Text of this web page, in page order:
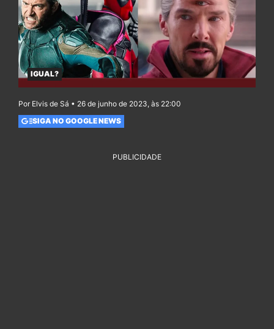
IGUAL?
Por Elvis de Sá • 26 de junho de 2023, às 22:00
SIGA NO GOOGLE NEWS
PUBLICIDADE